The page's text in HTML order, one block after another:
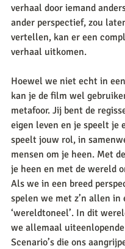
verhaal door iemand
ander perspectief, zou
vertellen, kan er een
verhaal uitkomen.
Hoewel we niet echt in
kan je de film wel
metafoor. Jij bent de
eigen leven en je speelt je
speelt jouw rol, in
mensen om je heen. Met
je heen en met de wereld
Als we in een breed
spelen we met z’n allen in
‘wereldtoneel’. In dit
we allemaal uiteenlopende
Scenario’s die ons